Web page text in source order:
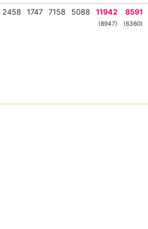
2458 1747 7158 5088 11942
(8947)
8591
(6360)